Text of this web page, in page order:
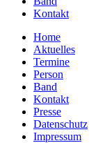
Kontakt
YouTube
page
opens
new
window
Facebook
page
opens
new
window
page
opens
new
window
Instagram
page
opens
new
window
Home
Aktuelles
Termine
Person
Band
Kontakt
Presse
Datenschutz
Impressum